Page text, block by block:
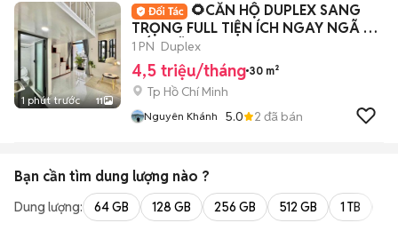
1 phút trước 11
🌻CĂN HỘ DUPLEX SANG
TRỌNG FULL TIỆN ÍCH NGAY NGÃ TƯ
BỐN XÃ_HƯƠNG LỘ 2
1 PN Duplex
4,5 triệu/tháng 30 m²
Tp Hồ Chí Minh
Nguyên Khánh 5.0 2 đã bán
Bạn cần tìm dung lượng nào ?
Dung lượng: 64 GB 128 GB 256 GB 512 GB 1 TB